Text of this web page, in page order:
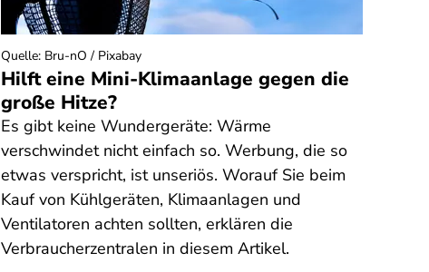
Hilft eine Mini-Klimaanlage gegen die
große Hitze?
Es gibt keine Wundergeräte: Wärme
verschwindet nicht einfach so. Werbung, die so
etwas verspricht, ist unseriös. Worauf Sie beim
Kauf von Kühlgeräten, Klimaanlagen und
Ventilatoren achten sollten, erklären die
Verbraucherzentralen in diesem Artikel.
Quelle: Bru-nO / Pixabay